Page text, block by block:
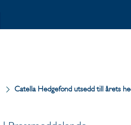
Catella Hedgefond utsedd till årets